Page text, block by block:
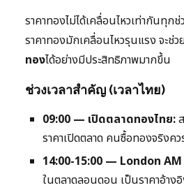
ราคาทองไม่ได้เคลื่อนไหวเท่ากันทุกช่
ราคาทองมักเคลื่อนไหวรุนแรง จะช่
ทองได้อย่างมีประสิทธิภาพมากขึ้น
ช่วงเวลาสำคัญ (เวลาไทย)
09:00 — เปิดตลาดทองไทย:
ราคาเปิดตลาด คนซื้อทองจริงค
14:00-15:00 — London AM
ในตลาดลอนดอน เป็นราคาอ้าง